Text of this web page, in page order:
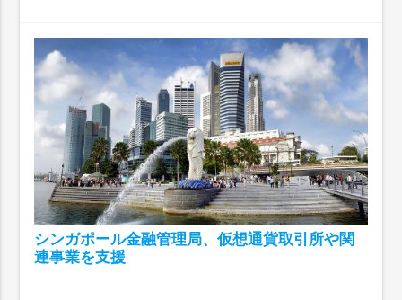
シンガポール金融管理局、仮想通貨取引所や関
連事業を支援